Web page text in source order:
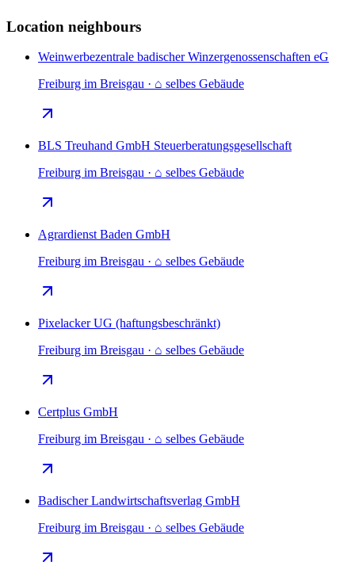
Location neighbours
Weinwerbezentrale badischer Winzergenossenschaften eG
Freiburg im Breisgau · ⌂ selbes Gebäude
BLS Treuhand GmbH Steuerberatungsgesellschaft
Freiburg im Breisgau · ⌂ selbes Gebäude
Agrardienst Baden GmbH
Freiburg im Breisgau · ⌂ selbes Gebäude
Pixelacker UG (haftungsbeschränkt)
Freiburg im Breisgau · ⌂ selbes Gebäude
Certplus GmbH
Freiburg im Breisgau · ⌂ selbes Gebäude
Badischer Landwirtschaftsverlag GmbH
Freiburg im Breisgau · ⌂ selbes Gebäude